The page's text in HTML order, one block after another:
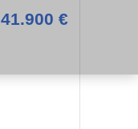
41.900 €